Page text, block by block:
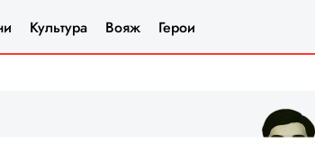
Культура Вояж Герои